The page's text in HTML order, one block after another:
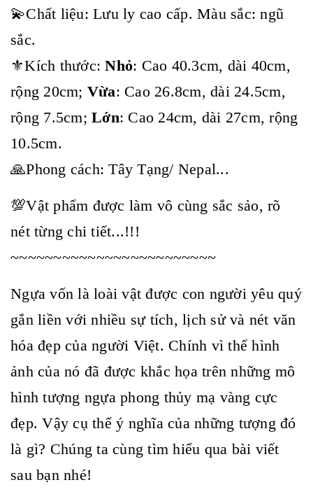
💫Chất liệu: Lưu ly cao cấp. Màu sắc: ngũ
sắc.
⚜️Kích thước:Nhỏ: Cao 40.3cm, dài 40cm,
rộng 20cm; Vừa: Cao 26.8cm, dài 24.5cm,
rộng 7.5cm; Lớn: Cao 24cm, dài 27cm, rộng
10.5cm.
🙏Phong cách: Tây Tạng/ Nepal...
💯Vật phẩm được làm vô cùng sắc sảo, rõ
nét từng chi tiết...!!!
~~~~~~~~~~~~~~~~~~~~~~~~
Ngựa vốn là loài vật được con người yêu quý
gắn liền với nhiều sự tích, lịch sử và nét văn
hóa đẹp của người Việt. Chính vì thế hình
ảnh của nó đã được khắc họa trên những mô
hình tượng ngựa phong thủy mạ vàng cực
đẹp. Vậy cụ thể ý nghĩa của những tượng đó
là gì? Chúng ta cùng tìm hiểu qua bài viết
sau bạn nhé!